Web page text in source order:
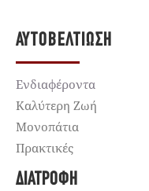
ΑΥΤΟΒΕΛΤΊΩΣΗ
Ενδιαφέροντα
Καλύτερη Ζωή
Μονοπάτια
Πρακτικές
ΔΙΑΤΡΟΦΉ